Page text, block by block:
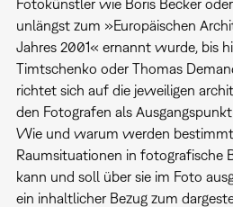
Fotokünstler wie Boris Becker
unlängst zum »Europäischen
Jahres 2001« ernannt wurde, bis
Timtschenko oder Thomas
richtet sich auf die jeweiligen
den Fotografen als
Wie und warum werden
Raumsituationen in fotografische
kann und soll über sie im Foto
ein inhaltlicher Bezug zum